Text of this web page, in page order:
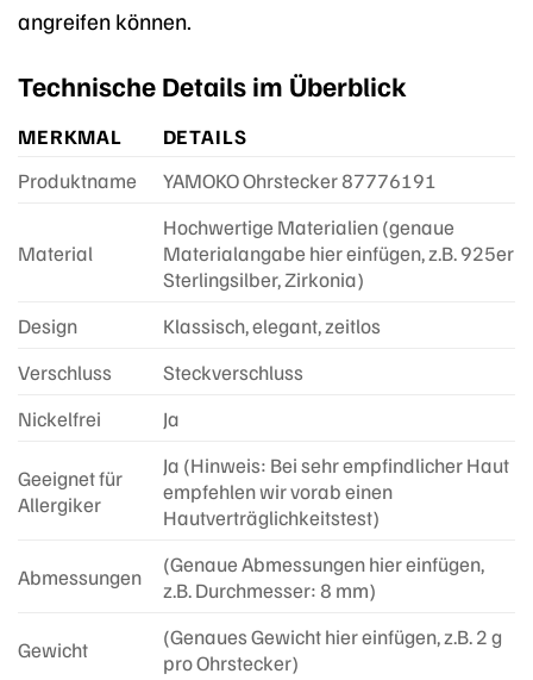
angreifen können.
Technische Details im Überblick
MERKMAL
DETAILS
Produktname
YAMOKO Ohrstecker 87776191
Material
Hochwertige Materialien (genaue
Materialangabe hier einfügen, z.B. 925er
Sterlingsilber, Zirkonia)
Design
Klassisch, elegant, zeitlos
Verschluss
Steckverschluss
Nickelfrei
Ja
Geeignet für
Allergiker
Ja (Hinweis: Bei sehr empfindlicher Haut
empfehlen wir vorab einen
Hautverträglichkeitstest)
Abmessungen
(Genaue Abmessungen hier einfügen,
z.B. Durchmesser: 8 mm)
Gewicht
(Genaues Gewicht hier einfügen, z.B. 2 g
pro Ohrstecker)